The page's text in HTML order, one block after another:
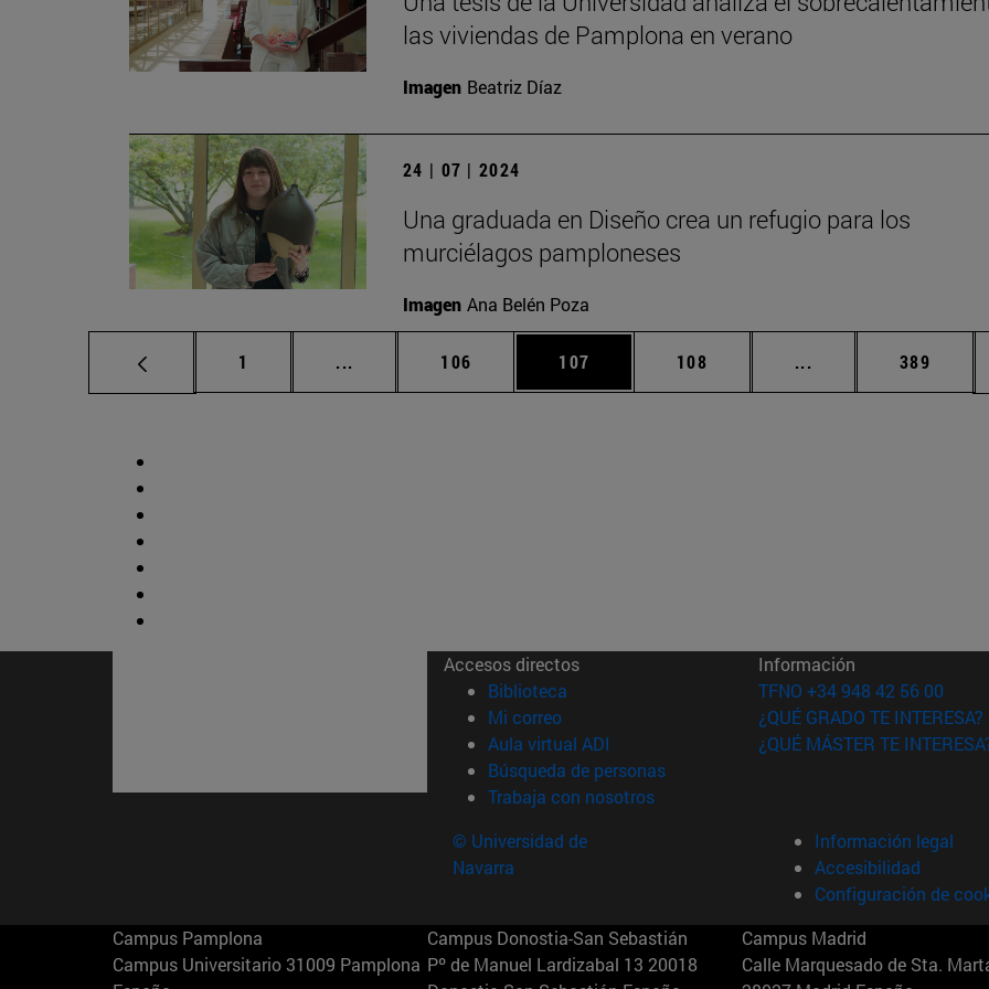
las viviendas de Pamplona en verano
Imagen Beatriz Díaz
24 | 07 | 2024
Una graduada en Diseño crea un refugio para los
murciélagos pamploneses
Imagen Ana Belén Poza
Página
1 ... Páginas intermedias Use TAB para desplazarse.
Página
106 Página
107 Página
108 ... Páginas intermedias
Página
389
Accesos directos
Biblioteca (abre en nueva ventana)
Mi correo(abre en nueva ventana)
Aula virtual ADI (abre en nueva ventana)
Búsqueda de personas(abre en nueva ventana)
Trabaja con nosotros(abre en nueva ventana)
Información
TFNO +34 948 42 56 00
¿QUÉ GRADO TE INTERESA?
¿QUÉ MÁSTER TE
© Universidad de
Navarra
Información legal
Accesibilidad
Configuración de
Campus Pamplona
Campus Universitario 31009 Pamplona
Campus Donostia-San Sebastián
Pº de Manuel Lardizabal 13 20018
Campus Madrid
Calle Marquesado de Sta.